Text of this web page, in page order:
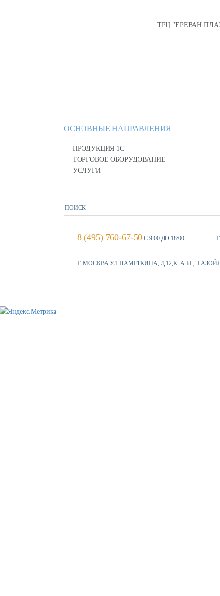
ТРЦ "ЕРЕВАН
ОСНОВНЫЕ НАПРАВЛЕНИЯ
ПРОДУКЦИЯ 1С
ТОРГОВОЕ ОБОРУДОВАНИЕ
УСЛУГИ
8 (495) 760-67-50 С 9:00 ДО 18:00
Г. МОСКВА УЛ.НАМЕТКИНА, Д.12,К. А БЦ